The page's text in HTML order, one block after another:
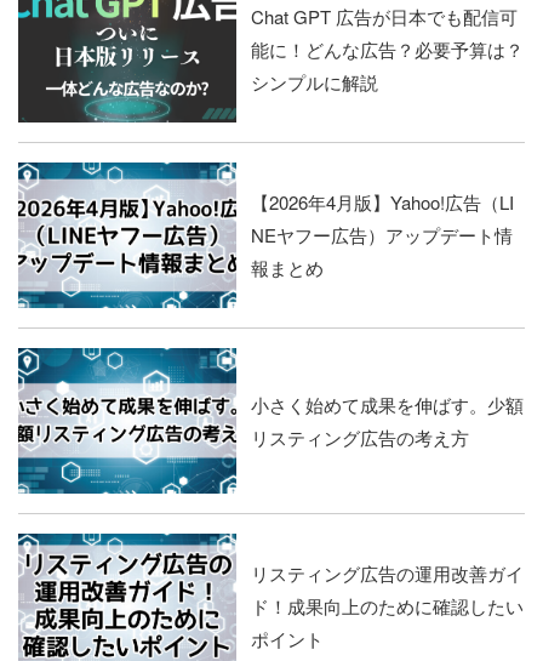
Chat GPT 広告が日本でも配信可
能に！どんな広告？必要予算は？
シンプルに解説
【2026年4月版】Yahoo!広告（LI
NEヤフー広告）アップデート情
報まとめ
小さく始めて成果を伸ばす。少額
リスティング広告の考え方
リスティング広告の運用改善ガイ
ド！成果向上のために確認したい
ポイント